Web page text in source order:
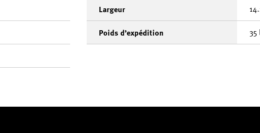
Largeur
Poids d’expédition 35